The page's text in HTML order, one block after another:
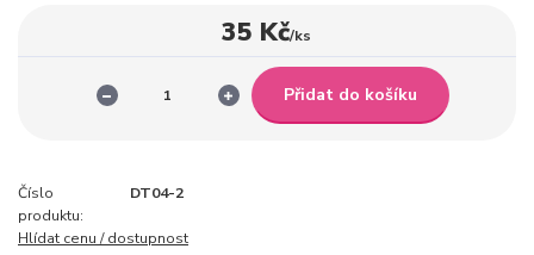
35 Kč/ks
Přidat do košíku
Číslo
produktu:
DT04-2
Hlídat cenu / dostupnost